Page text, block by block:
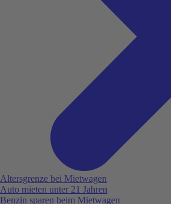
Altersgrenze bei Mietwagen
Auto mieten unter 21 Jahren
Benzin sparen beim Mietwagen